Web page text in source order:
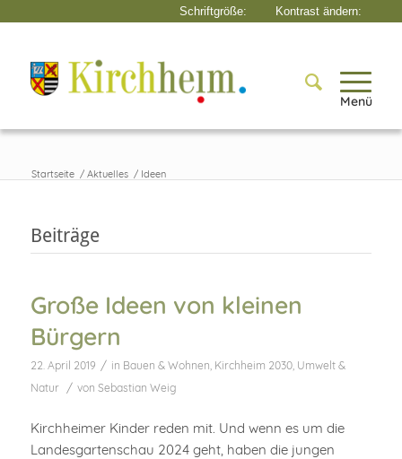
Menü
Startseite / Aktuelles / Ideen
Beiträge
Große Ideen von kleinen
Bürgern
22. April 2019 / in Bauen & Wohnen, Kirchheim 2030, Umwelt &
Natur
/ von Sebastian Weig
Kirchheimer Kinder reden mit. Und wenn es um die
Landesgartenschau 2024 geht, haben die jungen